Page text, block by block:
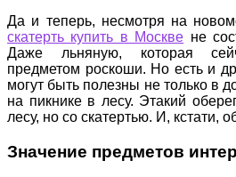
Да и теперь, несмотря на
скатерть купить в Москве не
Даже льняную, которая
предметом роскоши. Но есть и
могут быть полезны не только в
на пикнике в лесу. Этакий
лесу, но со скатертью. И, кстати,
Значение предметов